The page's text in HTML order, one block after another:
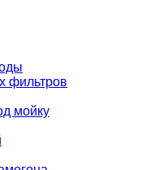
фильтров
мойку